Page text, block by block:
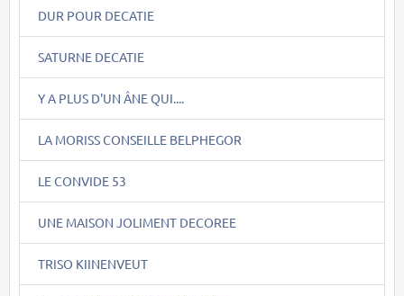
DUR POUR DECATIE
SATURNE DECATIE
Y A PLUS D'UN ÂNE QUI....
LA MORISS CONSEILLE BELPHEGOR
LE CONVIDE 53
UNE MAISON JOLIMENT DECOREE
TRISO KIINENVEUT